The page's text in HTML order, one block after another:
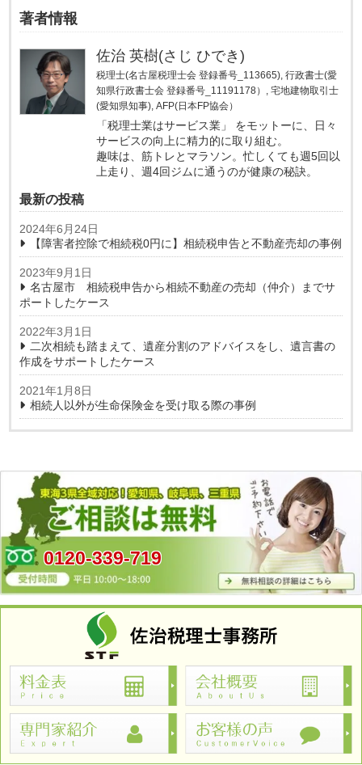
著者情報
佐治 英樹(さじ ひでき)
税理士(名古屋税理士会 登録番号_113665), 行政書士(愛
知県行政書士会 登録番号_11191178）, 宅地建物取引士
(愛知県知事), AFP(日本FP協会）
「税理士業はサービス業」 をモットーに、日々
サービスの向上に精力的に取り組む。
趣味は、筋トレとマラソン。忙しくても週5回以
上走り、週4回ジムに通うのが健康の秘訣。
最新の投稿
2024年6月24日
【障害者控除で相続税0円に】相続税申告と不動産売却の事例
2023年9月1日
名古屋市 相続税申告から相続不動産の売却（仲介）までサ
ポートしたケース
2022年3月1日
二次相続も踏まえて、遺産分割のアドバイスをし、遺言書の
作成をサポートしたケース
2021年1月8日
相続人以外が生命保険金を受け取る際の事例
0120-339-719